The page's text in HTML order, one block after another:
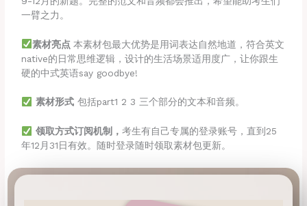
一臂之力。
素材亮点 本素材包最大优势是用词表达自然地道，符合英文
native的日常思维逻辑，设计的生活场景适用度广，让你跟生
硬的中式英语say goodbye!
素材形式包括part1 2 3 三个部分的文本和音频。
领取方式订阅机制， 考生有自己专属的登录账号，直到25
年12月31日有效。随时登录随时领取素材包更新。